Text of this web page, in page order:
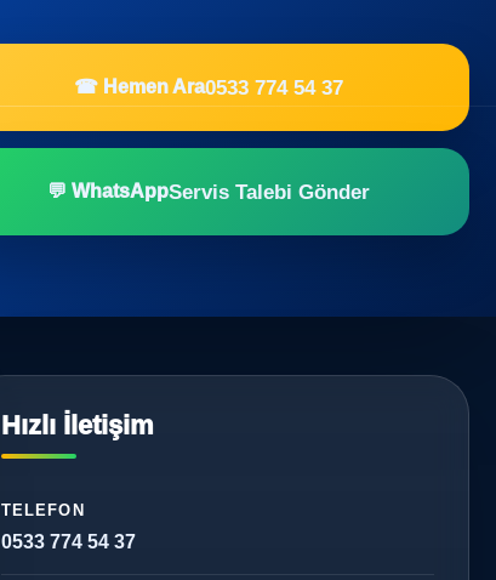
☎ Hemen Ara0533 774 54 37
💬 WhatsAppServis Talebi Gönder
Hızlı İletişim
TELEFON
0533 774 54 37